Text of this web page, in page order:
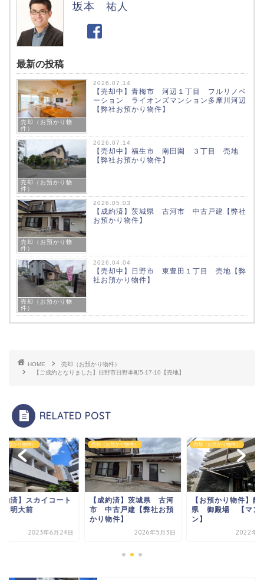
坂本 祐人
最新の投稿
売却（お預かり物
件）
2026.07.14
【売却中】青梅市 河辺１丁目 フルリノベ
ーション ライオンズマンション多摩川河辺
【弊社お預かり物件】
売却（お預かり物
件）
2026.07.14
【売却中】福生市 南田園 ３丁目 売地
【弊社お預かり物件】
売却（お預かり物
件）
2026.05.03
【成約済】茨城県 古河市 中古戸建【弊社
お預かり物件】
売却（お預かり物
件）
2026.04.04
【売却中】日野市 東豊田１丁目 売地【弊
社お預かり物件】
HOME
売却（お預かり物件）
【ご成約となりました】日野市日野本町5-17-10【売地】
RELATED POST
お預かり物件）
約済】スカイコート
ス明大前
2023年6月24日
売却（お預かり物件）
【成約済】茨城県 古河
市 中古戸建【弊社お預
かり物件】
2026年5月3日
売却（お預かり物件）
【お預かり物件】静
県 御殿場 【マン
ン】
2022年5